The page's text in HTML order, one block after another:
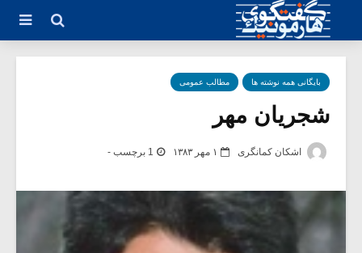
بایگانی همه نوشته ها مطالب عمومی
شجریان مهر
اشکان کمانگری ۱ مهر ۱۳۸۳ 1 برچسب -